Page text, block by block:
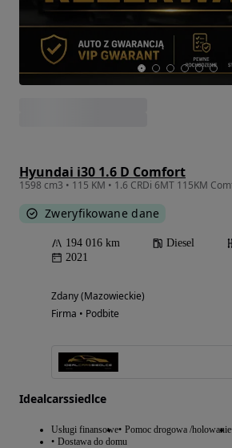
Hyundai i30 1.6 D Comfort
Zweryfikowane dane
194 016 km Diesel
2021
Zdany (Mazowieckie)
Firma • Podbite
Idealcarssiedlce
Usługi finansowe Pomoc drogowa /holowanie
Dostawa do domu